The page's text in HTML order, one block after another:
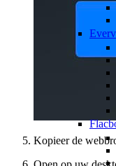
Kopieer de